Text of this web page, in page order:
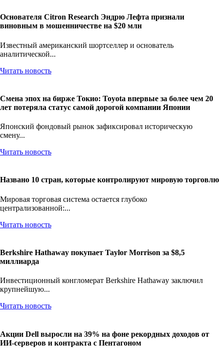
Основателя Citron Research Эндрю Лефта признали
виновным в мошенничестве на $20 млн
Известный американский шортселлер и основатель
аналитической...
Читать новость
Смена эпох на бирже Токио: Toyota впервые за более чем 20
лет потеряла статус самой дорогой компании Японии
Японский фондовый рынок зафиксировал историческую
смену...
Читать новость
Названо 10 стран, которые контролируют мировую торговлю
Мировая торговая система остается глубоко
централизованной:...
Читать новость
Berkshire Hathaway покупает Taylor Morrison за $8,5
миллиарда
Инвестиционный конгломерат Berkshire Hathaway заключил
крупнейшую...
Читать новость
Акции Dell выросли на 39% на фоне рекордных доходов от
ИИ-серверов и контракта с Пентагоном